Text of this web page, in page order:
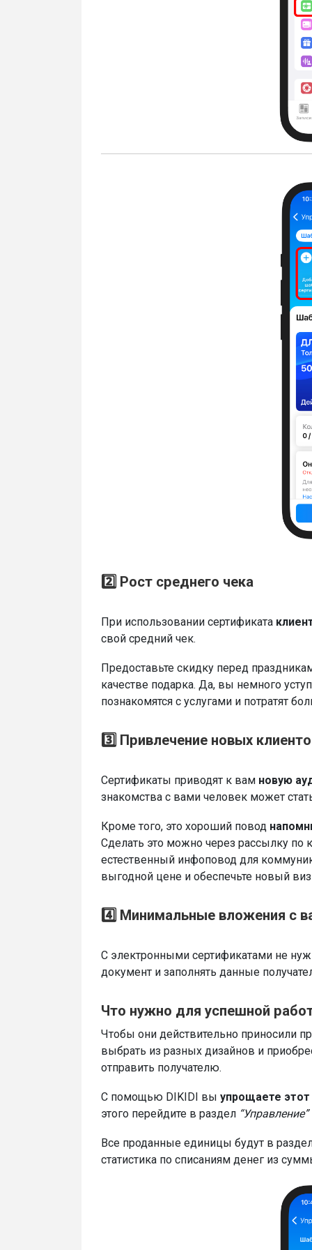
2️⃣ Рост среднего чека
При использовании сертификата
свой средний чек.
Предоставьте скидку перед
качестве подарка. Да, вы немного
познакомятся с услугами и потратят
3️⃣ Привлечение новых
Сертификаты приводят к вам новую
знакомства с вами человек может
Кроме того, это хороший повод
Сделать это можно через рассылку по
естественный инфоповод для
выгодной цене и обеспечьте новый
4️⃣ Минимальные вложения с
С электронными сертификатами не
документ и заполнять данные
Что нужно для успешной
Чтобы они действительно приносили
выбрать из разных дизайнов и
отправить получателю.
С помощью DIKIDI вы упрощаете этот
этого перейдите в раздел
Все проданные единицы будут в
статистика по списаниям денег из